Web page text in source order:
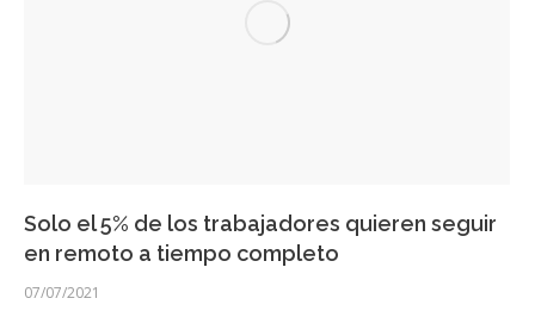
Solo el 5% de los trabajadores quieren seguir
en remoto a tiempo completo
07/07/2021